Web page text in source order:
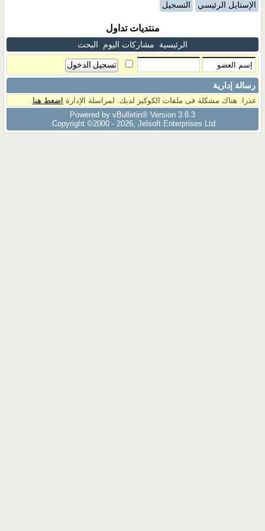
الإستايل الرئيسي التسجيل
منتديات تداول
الرئيسية مشاركات اليوم البحث
رسالة إدارية
عذرا. هناك مشكلة فى ملفات الكوكيز لديك. لمراسلة الإدارة اضغط هنا
Powered by vBulletin® Version 3.8.3
Copyright ©2000 - 2026, Jelsoft Enterprises Ltd.